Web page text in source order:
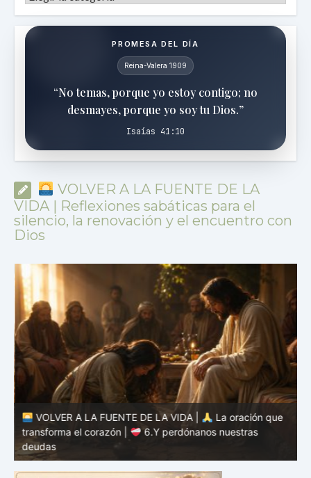
PROMESA DEL DÍA
Reina-Valera 1909
“No temas, porque yo estoy contigo; no
desmayes, porque yo soy tu Dios.”
Isaías 41:10
VOLVER A LA FUENTE DE LA
VIDA | Reflexiones sabáticas para el
silencio, la renovación y el encuentro con
Dios
VOLVER A LA FUENTE DE LA VIDA |
La oración que
transforma el corazón |
6.Y perdónanos nuestras
deudas